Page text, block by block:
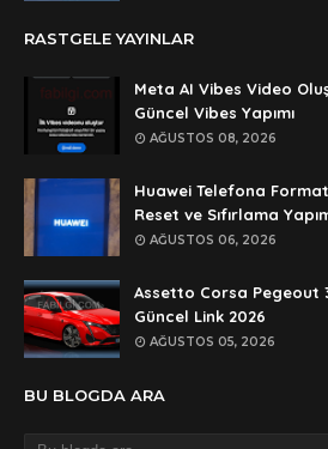
Anonymous
lan şifre ne şifre
şifre ne
RASTGELE YAYINLAR
Meta AI Vibes Video
Güncel Vibes Yapımı
AĞUSTOS 08, 2026
Huawei Telefona Format
Reset ve Sıfırlama
AĞUSTOS 06, 2026
Assetto Corsa Pegeout
Güncel Link 2026
AĞUSTOS 05, 2026
BU BLOGDA ARA